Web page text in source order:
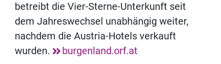
betreibt die Vier-Sterne-Unterkunft seit
dem Jahreswechsel unabhängig weiter,
nachdem die Austria-Hotels verkauft
wurden.
burgenland.orf.at